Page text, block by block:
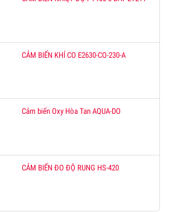
CẢM BIẾN KHÍ CO E2630-CO-230-A
Cảm biến Oxy Hòa Tan AQUA-DO
CẢM BIẾN ĐO ĐỘ RUNG HS-420